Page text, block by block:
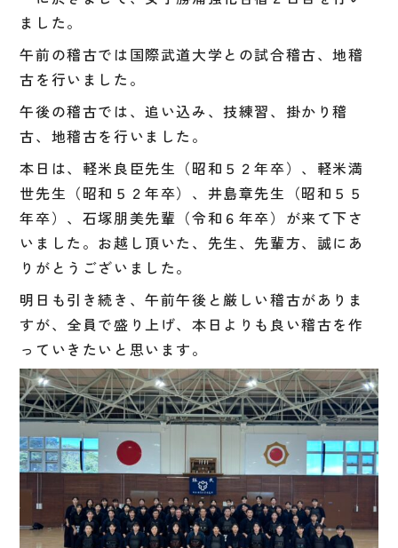
ました。
午前の稽古では国際武道大学との試合稽古、地稽
古を行いました。
午後の稽古では、追い込み、技練習、掛かり稽
古、地稽古を行いました。
本日は、軽米良臣先生（昭和５２年卒）、軽米満
世先生（昭和５２年卒）、井島章先生（昭和５５
年卒）、石塚朋美先輩（令和６年卒）が来て下さ
いました。お越し頂いた、先生、先輩方、誠にあ
りがとうございました。
明日も引き続き、午前午後と厳しい稽古がありま
すが、全員で盛り上げ、本日よりも良い稽古を作
っていきたいと思います。